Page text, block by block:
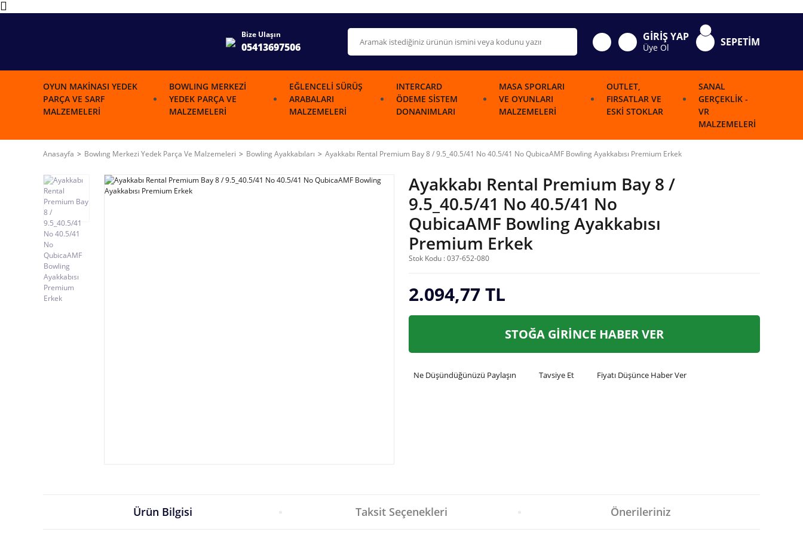
Bize Ulaşın
05413697506
GİRİŞ YAP
Üye Ol SEPETİM
OYUN MAKINASI YEDEK
PARÇA VE SARF
MALZEMELERI
BOWLING MERKEZI
YEDEK PARÇA VE
MALZEMELERI
EĞLENCELI SÜRÜŞ
ARABALARI
MALZEMELERI
INTERCARD
ÖDEME SISTEM
DONANIMLARI
MASA SPORLARI
VE OYUNLARI
MALZEMELERI
OUTLET,
FIRSATLAR VE
ESKI STOKLAR
SANAL
GERÇEKLIK -
VR
MALZEMELERI
Anasayfa Bowlıng Merkezi Yedek Parça Ve Malzemeleri Bowling Ayakkabıları Ayakkabı Rental Premium Bay 8 / 9.5_40.5/41 No 40.5/41 No QubicaAMF Bowling Ayakkabısı Premium Erkek
Ayakkabı Rental Premium Bay 8 /
9.5_40.5/41 No 40.5/41 No
QubicaAMF Bowling Ayakkabısı
Premium Erkek
Stok Kodu : 037-652-080
2.094,77 TL
STOĞA GİRİNCE HABER VER
Ne Düşündüğünüzü Paylaşın Tavsiye Et Fiyatı Düşünce Haber Ver
Ürün Bilgisi Taksit Seçenekleri Önerileriniz